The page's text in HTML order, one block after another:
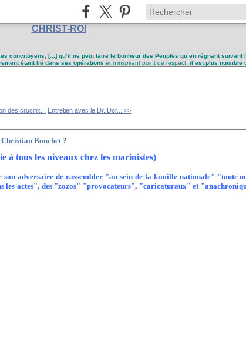
CHRIST-ROI
concitoyens, [...] qu’il ne peut faire le bonheur des Peuples qu’en régnant suivant
étant lié dans ses opérations et n’inspirant point de respect, il est plus nuisible
des crucifix... Entretien avec le Dr. Dor... >>
Bouchet ?
tous les niveaux chez les marinistes)
adversaire de rassembler "au sein de la famille nationale" "toute
les actes", des "zozos" "provocateurs", "caricaturaux" et